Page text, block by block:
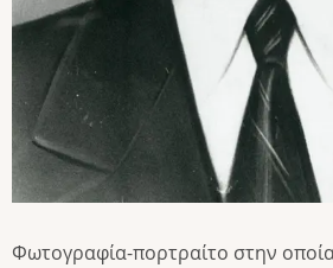
Φωτογραφία-πορτραίτο στην οποία